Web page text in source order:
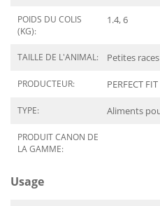
POIDS DU COLIS
(KG):
1.4, 6
TAILLE DE L'ANIMAL: Petites races
PRODUCTEUR: PERFECT FIT
TYPE: Aliments
PRODUIT CANON DE
LA GAMME:
Usage